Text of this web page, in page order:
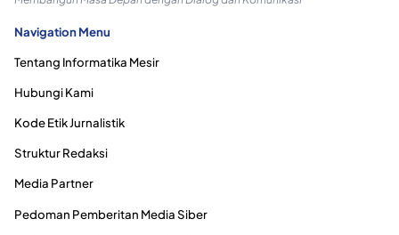
Navigation Menu
Tentang Informatika Mesir
Hubungi Kami
Kode Etik Jurnalistik
Struktur Redaksi
Media Partner
Pedoman Pemberitan Media Siber